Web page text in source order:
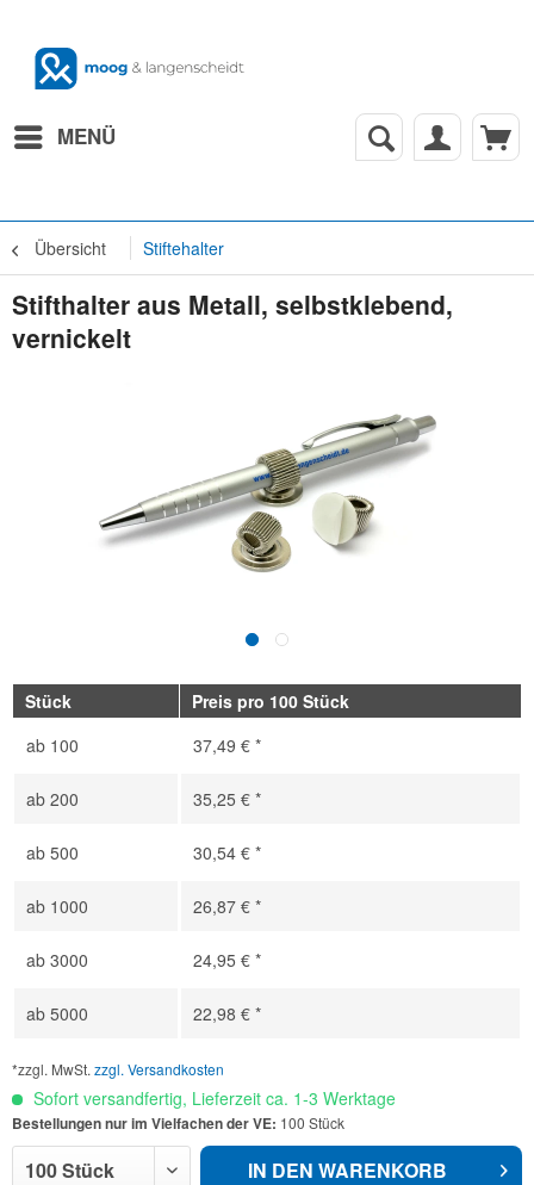
MENÜ
Übersicht Stiftehalter
Stifthalter aus Metall, selbstklebend,
vernickelt
Stück
Preis pro 100 Stück
ab 100 37,49 € *
ab 200 35,25 € *
ab 500 30,54 € *
ab 1000 26,87 € *
ab 3000 24,95 € *
ab 5000 22,98 € *
*zzgl. MwSt. zzgl. Versandkosten
Sofort versandfertig, Lieferzeit ca. 1-3 Werktage
Bestellungen nur im Vielfachen der VE: 100 Stück
IN DEN WARENKORB